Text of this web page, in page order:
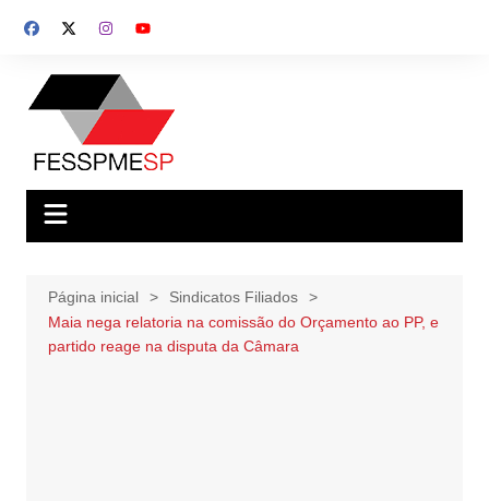
para
conteúdo
Página inicial
Sindicatos Filiados
Maia nega relatoria na comissão do Orçamento ao PP, e
partido reage na disputa da Câmara